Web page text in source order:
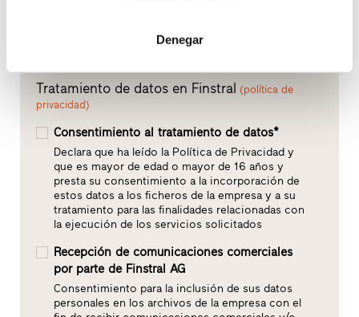
Denegar
Tratamiento de datos en Finstral (política de
privacidad)
Consentimiento al tratamiento de datos*
Declara que ha leído la Política de Privacidad y
que es mayor de edad o mayor de 16 años y
presta su consentimiento a la incorporación de
estos datos a los ficheros de la empresa y a su
tratamiento para las finalidades relacionadas con
la ejecución de los servicios solicitados
Recepción de comunicaciones comerciales
por parte de Finstral AG
Consentimiento para la inclusión de sus datos
personales en los archivos de la empresa con el